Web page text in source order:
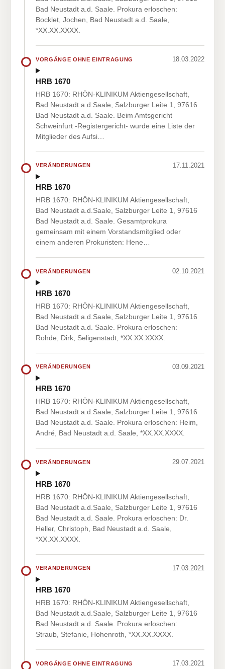
Bad Neustadt a.d. Saale. Prokura erloschen:
Bocklet, Jochen, Bad Neustadt a.d. Saale,
*XX.XX.XXXX.
VORGÄNGE OHNE EINTRAGUNG 18.03.2022
HRB 1670
HRB 1670: RHÖN-KLINIKUM Aktiengesellschaft,
Bad Neustadt a.d.Saale, Salzburger Leite 1, 97616
Bad Neustadt a.d. Saale. Beim Amtsgericht
Schweinfurt -Registergericht- wurde eine Liste der
Mitglieder des Aufsi…
VERÄNDERUNGEN 17.11.2021
HRB 1670
HRB 1670: RHÖN-KLINIKUM Aktiengesellschaft,
Bad Neustadt a.d.Saale, Salzburger Leite 1, 97616
Bad Neustadt a.d. Saale. Gesamtprokura
gemeinsam mit einem Vorstandsmitglied oder
einem anderen Prokuristen: Hene…
VERÄNDERUNGEN 02.10.2021
HRB 1670
HRB 1670: RHÖN-KLINIKUM Aktiengesellschaft,
Bad Neustadt a.d.Saale, Salzburger Leite 1, 97616
Bad Neustadt a.d. Saale. Prokura erloschen:
Rohde, Dirk, Seligenstadt, *XX.XX.XXXX.
VERÄNDERUNGEN 03.09.2021
HRB 1670
HRB 1670: RHÖN-KLINIKUM Aktiengesellschaft,
Bad Neustadt a.d.Saale, Salzburger Leite 1, 97616
Bad Neustadt a.d. Saale. Prokura erloschen: Heim,
André, Bad Neustadt a.d. Saale, *XX.XX.XXXX.
VERÄNDERUNGEN 29.07.2021
HRB 1670
HRB 1670: RHÖN-KLINIKUM Aktiengesellschaft,
Bad Neustadt a.d.Saale, Salzburger Leite 1, 97616
Bad Neustadt a.d. Saale. Prokura erloschen: Dr.
Heller, Christoph, Bad Neustadt a.d. Saale,
*XX.XX.XXXX.
VERÄNDERUNGEN 17.03.2021
HRB 1670
HRB 1670: RHÖN-KLINIKUM Aktiengesellschaft,
Bad Neustadt a.d.Saale, Salzburger Leite 1, 97616
Bad Neustadt a.d. Saale. Prokura erloschen:
Straub, Stefanie, Hohenroth, *XX.XX.XXXX.
VORGÄNGE OHNE EINTRAGUNG 17.03.2021